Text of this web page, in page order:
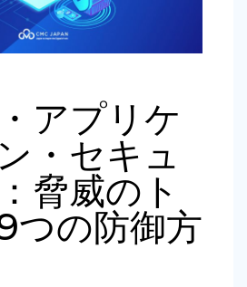
アプリケ
・セキュ
脅威のト
つの防御方